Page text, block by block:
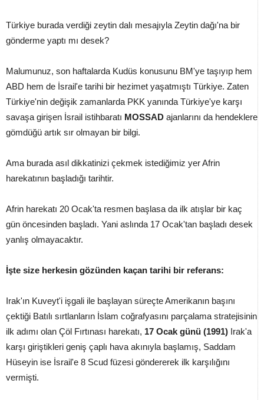
Türkiye burada verdiği zeytin dalı mesajıyla Zeytin dağı'na bir
gönderme yaptı mı desek?
Malumunuz, son haftalarda Kudüs konusunu BM'ye taşıyıp hem
ABD hem de İsrail'e tarihi bir hezimet yaşatmıştı Türkiye. Zaten
Türkiye'nin değişik zamanlarda PKK yanında Türkiye'ye karşı
savaşa girişen İsrail istihbaratı MOSSAD ajanlarını da hendeklere
gömdüğü artık sır olmayan bir bilgi.
Ama burada asıl dikkatinizi çekmek istediğimiz yer Afrin
harekatının başladığı tarihtir.
Afrin harekatı 20 Ocak'ta resmen başlasa da ilk atışlar bir kaç
gün öncesinden başladı. Yani aslında 17 Ocak'tan başladı desek
yanlış olmayacaktır.
İşte size herkesin gözünden kaçan tarihi bir referans:
Irak'ın Kuveyt'i işgali ile başlayan süreçte Amerikanın başını
çektiği Batılı sırtlanların İslam coğrafyasını parçalama stratejisinin
ilk adımı olan Çöl Fırtınası harekatı, 17 Ocak günü (1991) Irak'a
karşı giriştikleri geniş çaplı hava akınıyla başlamış, Saddam
Hüseyin ise İsrail'e 8 Scud füzesi göndererek ilk karşılığını
vermişti.